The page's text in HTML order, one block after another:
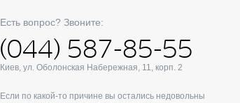
Есть вопрос? Звоните:
(044) 587-85-55
Киев, ул. Оболонская Набережная, 11, корп. 2
Если по какой-то причине вы остались недовольны